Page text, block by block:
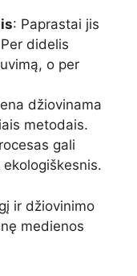
: Paprastai jis
didelis
o per
džiovinama
metodais.
gali
ir džiovinimo
medienos